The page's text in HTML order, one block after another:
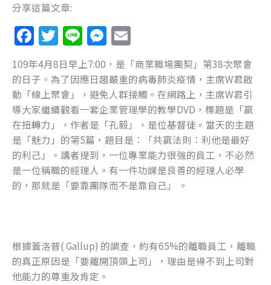
分享這篇文章:
F
a
c
e
b
o
o
k
T
w
itt
er
Li
n
e
M
e
ss
e
n
g
er
m
ai
l
109年4月8日早上7:00，是「商業職場團契」第38次聚會
的日子。為了因應日趨嚴重的病毒肺炎疫情，主席W君啟
動「線上聚會」，避免人群接觸。在網路上，主席W君引
導大家繼續觀看一套企業管理學的教學DVD，標題是「贏
在扭轉力」，作者是「孔毅」，是位基督徒。當天的主題
是「魅力」的第5篇，題目是：「共贏法則：利他是最好
的利己」。講者提到，一位專業能力很強的員工，不必然
是一位稱職的經理人。有一件功課是良善的經理人必學
的，那就是「要靠團隊而不是靠自己」 。
根據蓋洛普( Gallup) 的調查，約有65%的離職員工，離職
的真正原因是「要離開頂頭上司」，理由是得不到上司對
他能力的尊重及肯定。